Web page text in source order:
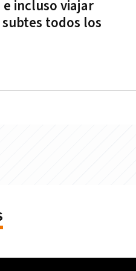
incluso viajar
todos los